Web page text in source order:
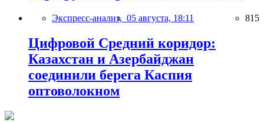
Экспресс-анализ, 05 августа, 18:11 815
Цифровой Средний коридор:
Казахстан и Азербайджан
соединили берега Каспия
оптоволокном